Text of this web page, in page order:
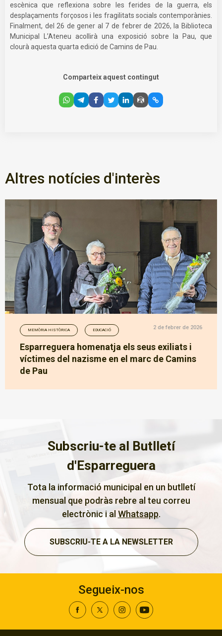
escènica que reflexiona sobre les ferides de la guerra, els
desplaçaments forçosos i les fragilitats socials contemporànies.
Finalment, del 26 de gener al 7 de febrer de 2026, la Biblioteca
Municipal L’Ateneu acollirà una exposició sobre la Pau, que
clourà aquesta quarta edició de Camins de Pau.
Comparteix aquest contingut
Altres notícies d'interès
MEMÒRIA HISTÒRICA EDUCACIÓ 2 de febrer de 2026
Esparreguera homenatja els seus exiliats i
víctimes del nazisme en el marc de Camins
de Pau
Subscriu-te al Butlletí
d'Esparreguera
Tota la informació municipal en un butlletí
mensual que podràs rebre al teu correu
electrònic i alWhatsapp.
SUBSCRIU-TE A LA NEWSLETTER
Segueix-nos